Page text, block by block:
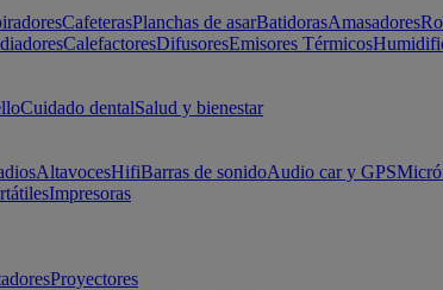
CafeterasPlanchas de asarBatidorasAmasadores
CalefactoresDifusoresEmisores Térmicos
Cuidado dentalSalud y bienestar
AltavocesHifiBarras de sonidoAudio car y GPS
Impresoras
Proyectores